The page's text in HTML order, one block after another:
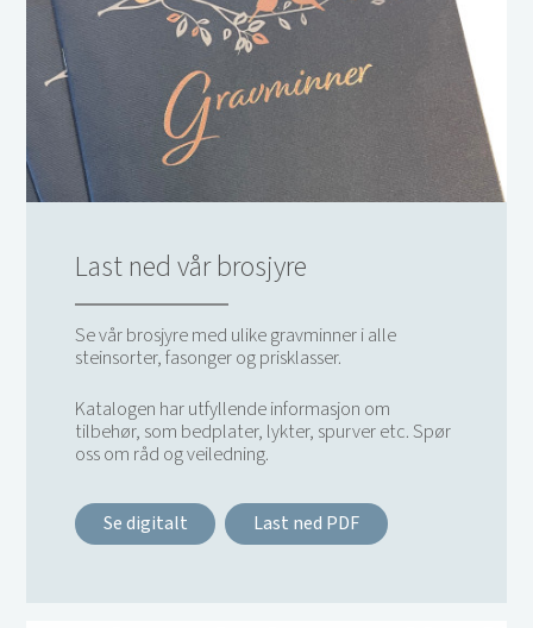
Last ned vår brosjyre
Se vår brosjyre med ulike gravminner i alle
steinsorter, fasonger og prisklasser.
Katalogen har utfyllende informasjon om
tilbehør, som bedplater, lykter, spurver etc. Spør
oss om råd og veiledning.
Se digitalt Last ned PDF